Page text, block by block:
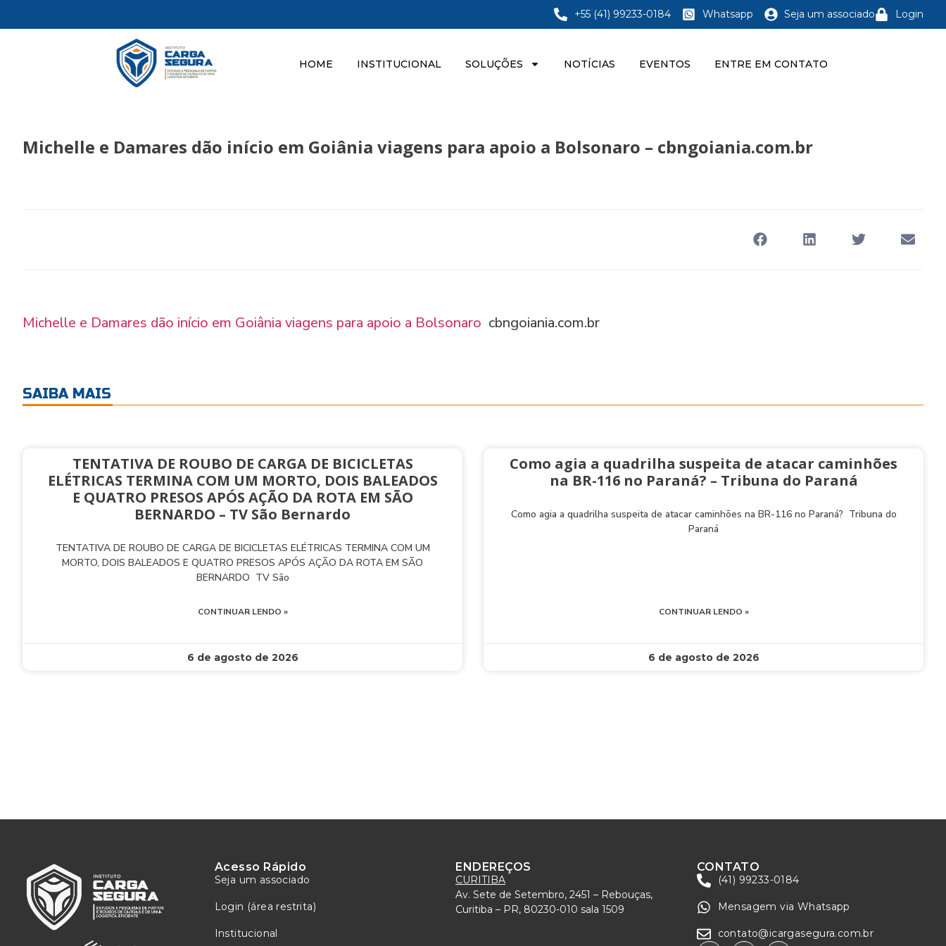
+55 (41) 99233-0184 Whatsapp Seja um associado Login
HOME INSTITUCIONAL SOLUÇÕES NOTÍCIAS EVENTOS ENTRE EM CONTATO
Michelle e Damares dão início em Goiânia viagens para apoio a Bolsonaro – cbngoiania.com.br
Michelle e Damares dão início em Goiânia viagens para apoio a Bolsonaro cbngoiania.com.br
SAIBA MAIS
TENTATIVA DE ROUBO DE CARGA DE BICICLETAS
ELÉTRICAS TERMINA COM UM MORTO, DOIS BALEADOS
E QUATRO PRESOS APÓS AÇÃO DA ROTA EM SÃO
BERNARDO – TV São Bernardo
TENTATIVA DE ROUBO DE CARGA DE BICICLETAS ELÉTRICAS TERMINA COM UM
MORTO, DOIS BALEADOS E QUATRO PRESOS APÓS AÇÃO DA ROTA EM SÃO
BERNARDO TV São
CONTINUAR LENDO »
6 de agosto de 2026
Como agia a quadrilha suspeita de atacar caminhões
na BR-116 no Paraná? – Tribuna do Paraná
Como agia a quadrilha suspeita de atacar caminhões na BR-116 no Paraná? Tribuna do
Paraná
CONTINUAR LENDO »
6 de agosto de 2026
Acesso Rápido
Seja um associado
Login (área restrita)
Institucional
ENDEREÇOS
CURITIBA
Av. Sete de Setembro, 2451 – Rebouças,
Curitiba – PR, 80230-010 sala 1509
CONTATO
(41) 99233-0184
Mensagem via Whatsapp
contato@icargasegura.com.br